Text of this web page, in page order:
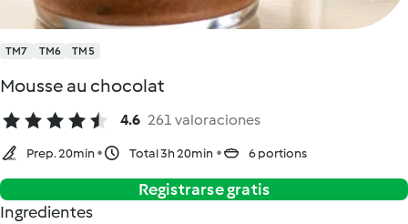
TM7 TM6 TM5
Mousse au chocolat
4.6 261 valoraciones
Prep. 20min Total 3h 20min 6 portions
Registrarse gratis
Ingredientes